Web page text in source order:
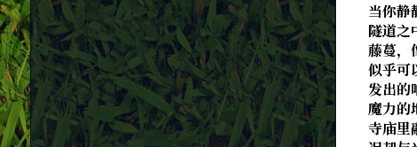
当你静
隧道之
藤蔓，
似乎可
发出的
魔力的
寺庙里